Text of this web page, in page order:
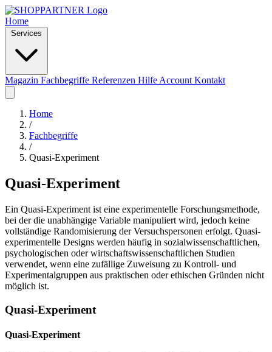
Home
Services
Magazin Fachbegriffe Referenzen Hilfe Account Kontakt
Home
/
Fachbegriffe
/
Quasi-Experiment
Quasi-Experiment
Ein Quasi-Experiment ist eine experimentelle Forschungsmethode,
bei der die unabhängige Variable manipuliert wird, jedoch keine
vollständige Randomisierung der Versuchspersonen erfolgt. Quasi-
experimentelle Designs werden häufig in sozialwissenschaftlichen,
psychologischen oder wirtschaftswissenschaftlichen Studien
verwendet, wenn eine zufällige Zuweisung zu Kontroll- und
Experimentalgruppen aus praktischen oder ethischen Gründen nicht
möglich ist.
Quasi-Experiment
Quasi-Experiment